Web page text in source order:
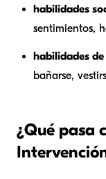
habilidades
sentimientos,
habilidades
bañarse,
¿Qué pasa